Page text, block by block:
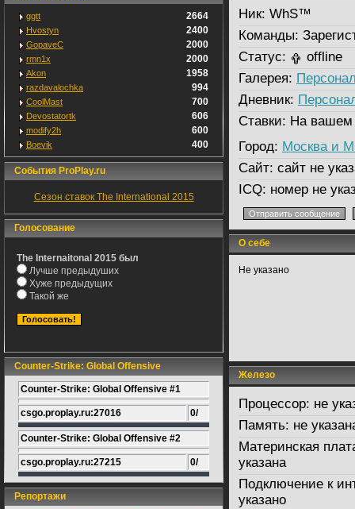
ggtt 2664
Hvostyn 2400
GopaveC 2000
rmn1x 2000
Akon 1958
razdavalochka 994
CoolMast 700
Devostatortk 606
modify2h 600
Boevik 400
События ProPlay.ru
Сезон ставок The International 2015
Голосование
The Internaitonal 2015 был
Лучше предыдуших
Хуже предыдущих
Такой же
Counter-Strike: Global Offensive
Counter-Strike: Global Offensive #1
csgo.proplay.ru:27016 0/
Counter-Strike: Global Offensive #2
csgo.proplay.ru:27215 0/
Репортажи
Ник: WhS™
Команды:
Статус:
offline
Галерея:
Дневник:
Ставки: На вашем
Город: Москва и
Сайт: сайт не
ICQ: номер не
О себе
Не указано
Железо
Процессор: не
Память: не
Материнская
указана
Подключение к
указано